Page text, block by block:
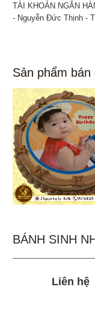
TÀI KHOẢN NGÂN
- Nguyễn Đức Thịnh -
Sản phẩm bán
Liên hệ